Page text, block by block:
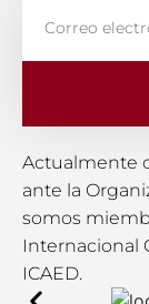
Actualmente
ante la
somos
Internacional
ICAED.